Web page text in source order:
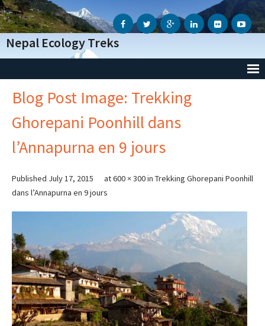
Nepal Ecology Treks
Accueil
L’Agence
- Notre Agence
- Notre Action Humanitaire
- Informations Génèrales
- Conditions Génèrales
- Informations Pratiques
- Carte du Népal
Blog Post Image: Trekking
Ghorepani Poonhill dans
l’Annapurna en 9 jours
Published July 17, 2015 at600 × 300in Trekking Ghorepani Poonhill
dans l’Annapurna en 9 jours